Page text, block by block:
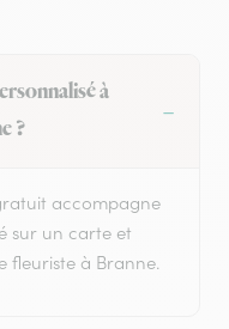
à
?
accompagne
sur un carte et
fleuriste à Branne.